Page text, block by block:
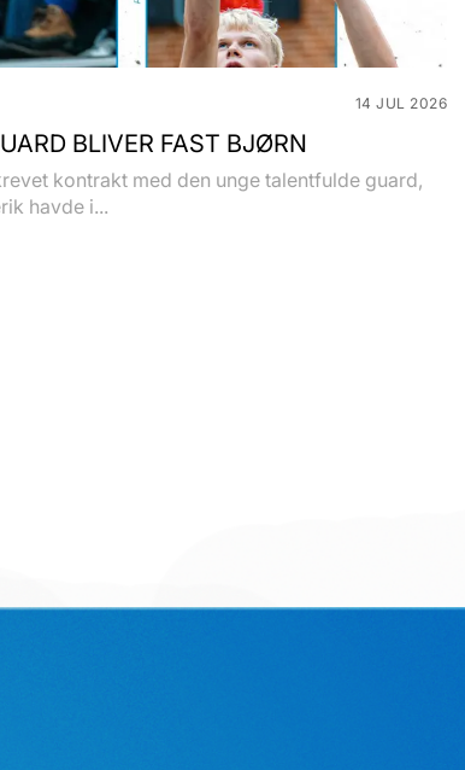
14 JUL 2026
BLIVER FAST BJØRN
kontrakt med den unge talentfulde guard,
havde i...